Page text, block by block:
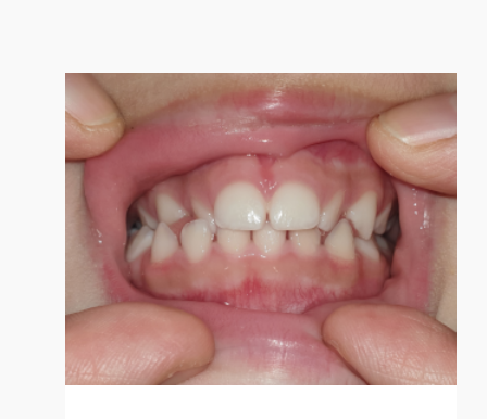
레이저
특수아동진료
상담 및 새소식
온라인상담
공지&새소식